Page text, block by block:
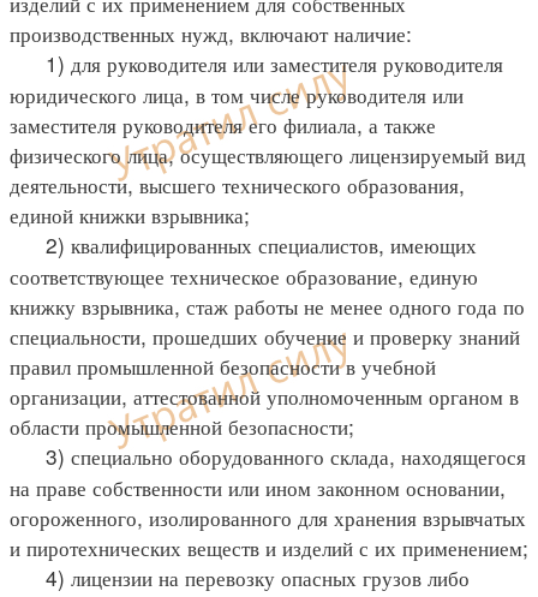
производственных нужд, включают наличие:
1) для руководителя или заместителя руководителя
юридического лица, в том числе руководителя или
заместителя руководителя его филиала, а также
физического лица, осуществляющего лицензируемый вид
деятельности, высшего технического образования,
единой книжки взрывника;
2) квалифицированных специалистов, имеющих
соответствующее техническое образование, единую
книжку взрывника, стаж работы не менее одного года по
специальности, прошедших обучение и проверку знаний
правил промышленной безопасности в учебной
организации, аттестованной уполномоченным органом в
области промышленной безопасности;
3) специально оборудованного склада, находящегося
на праве собственности или ином законном основании,
огороженного, изолированного для хранения взрывчатых
и пиротехнических веществ и изделий с их применением;
4) лицензии на перевозку опасных грузов либо